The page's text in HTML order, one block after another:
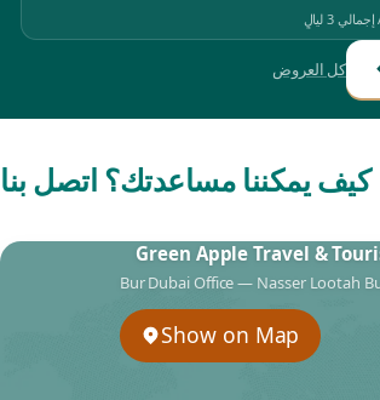
إجمالي 3 ليالٍ
كل العروض
كيف يمكننا مساعدتك؟ اتصل بنا
Green Apple Travel &
Bur Dubai Office — Nasser Lootah
Show on Map